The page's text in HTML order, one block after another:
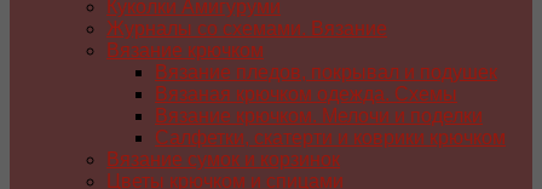
Куколки Амигуруми
Журналы со схемами. Вязание
Вязание крючком
Вязание пледов, покрывал и подушек
Вязаная крючком одежда. Схемы
Вязание крючком. Мелочи и поделки
Салфетки, скатерти и коврики крючком
Вязание сумок и корзинок
Цветы крючком и спицами